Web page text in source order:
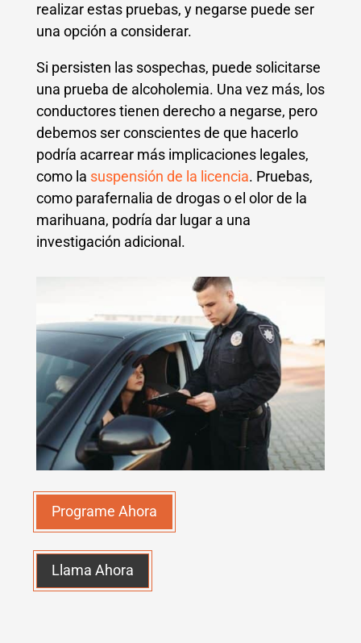
realizar estas pruebas, y negarse puede ser
una opción a considerar.
Si persisten las sospechas, puede solicitarse
una prueba de alcoholemia. Una vez más, los
conductores tienen derecho a negarse, pero
debemos ser conscientes de que hacerlo
podría acarrear más implicaciones legales,
como la suspensión de la licencia. Pruebas,
como parafernalia de drogas o el olor de la
marihuana, podría dar lugar a una
investigación adicional.
Programe Ahora
Llama Ahora